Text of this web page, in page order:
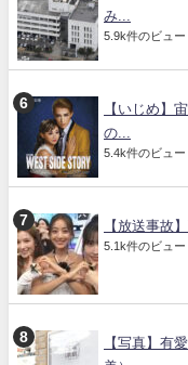
み...
5.9k件のビュー
【いじめ】
の...
5.4k件のビュー
【放送事故
5.1k件のビュー
【写真】有